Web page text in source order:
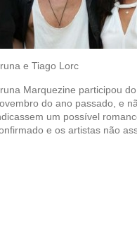
e Tiago Lorc
Marquezine participou
do ano passado, e
um possível
e os artistas não